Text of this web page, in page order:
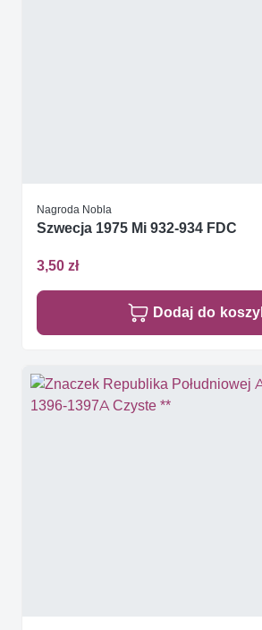
Nagroda Nobla
Szwecja 1975 Mi 932-934 FDC
3,50 zł
Dodaj do